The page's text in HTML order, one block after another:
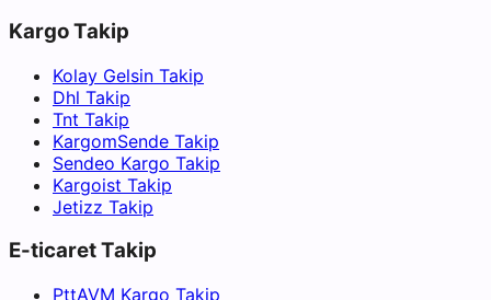
Kargo Takip
Kolay Gelsin Takip
Dhl Takip
Tnt Takip
KargomSende Takip
Sendeo Kargo Takip
Kargoist Takip
Jetizz Takip
E-ticaret Takip
PttAVM Kargo Takip